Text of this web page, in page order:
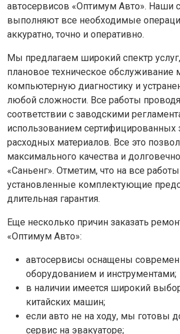
автосервисов «Оптимум Авто». Наши
выполняют все необходимые
аккуратно, точно и оперативно.
Мы предлагаем широкий спектр
плановое техническое
компьютерную диагностику и
любой сложности. Все работы
соответствии с заводскими
использованием сертифицированных
расходных материалов. Все это
максимального качества и
«Саньенг». Отметим, что на все
установленные комплектующие
длительная гарантия.
Еще несколько причин заказать
«Оптимум Авто»:
автосервисы оснащены
оборудованием и инструментами;
в наличии имеется широкий
китайских машин;
если авто не на ходу, мы готовы
сервис на эвакуаторе;